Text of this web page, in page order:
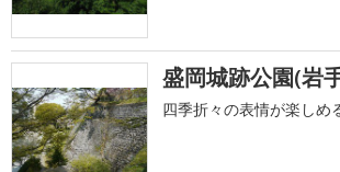
盛岡城跡公園(岩
四季折々の表情が楽しめ